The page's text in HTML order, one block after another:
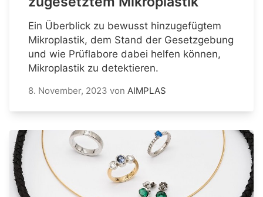
Ein Überblick zu bewusst hinzugefügtem
Mikroplastik, dem Stand der Gesetzgebung
und wie Prüflabore dabei helfen können,
Mikroplastik zu detektieren.
8. November, 2023 von AIMPLAS